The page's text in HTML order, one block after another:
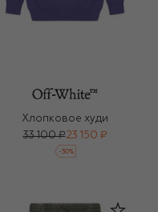
Хлопковое худи
33 100 ₽23 150 ₽
-30%